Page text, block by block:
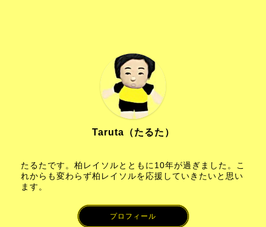
Taruta（たるた）
たるたです。柏レイソルとともに10年が過ぎました。こ
れからも変わらず柏レイソルを応援していきたいと思い
ます。
プロフィール